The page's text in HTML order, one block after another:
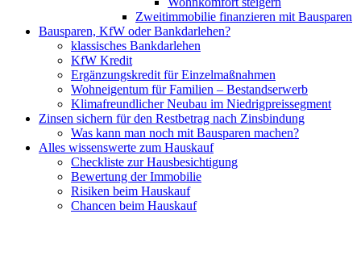
Zweitimmobilie finanzieren mit Bausparen
Bausparen, KfW oder Bankdarlehen?
klassisches Bankdarlehen
KfW Kredit
Ergänzungskredit für Einzelmaßnahmen
Wohneigentum für Familien – Bestandserwerb
Klimafreundlicher Neubau im Niedrigpreissegment
Zinsen sichern für den Restbetrag nach Zinsbindung
Was kann man noch mit Bausparen machen?
Alles wissenswerte zum Hauskauf
Checkliste zur Hausbesichtigung
Bewertung der Immobilie
Risiken beim Hauskauf
Chancen beim Hauskauf